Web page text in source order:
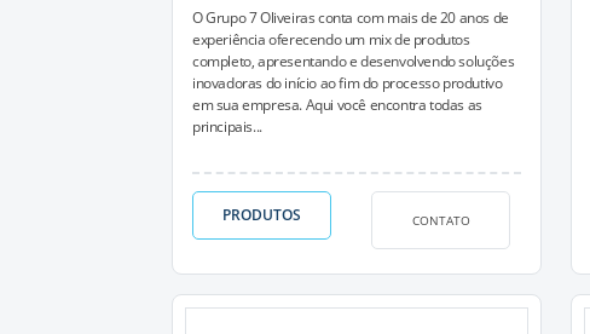
O Grupo 7 Oliveiras conta com mais de 20 anos de
experiência oferecendo um mix de produtos
completo, apresentando e desenvolvendo soluções
inovadoras do início ao fim do processo produtivo
em sua empresa. Aqui você encontra todas as
principais...
PRODUTOS CONTATO